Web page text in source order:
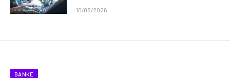
10/08/2026
BANKE